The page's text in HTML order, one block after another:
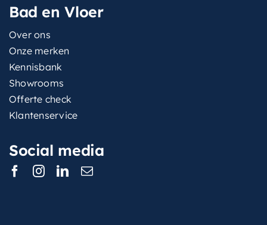
Bad en Vloer
Over ons
Onze merken
Kennisbank
Showrooms
Offerte check
Klantenservice
Social media